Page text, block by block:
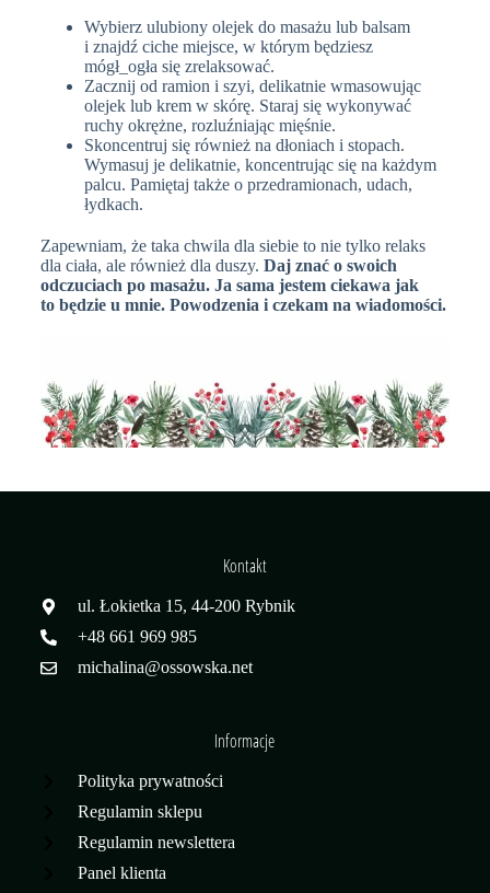
Wybierz ulubiony olejek do masażu lub balsam
i znajdź ciche miejsce, w którym będziesz
mógł_ogła się zrelaksować.
Zacznij od ramion i szyi, delikatnie wmasowując
olejek lub krem w skórę. Staraj się wykonywać
ruchy okrężne, rozluźniając mięśnie.
Skoncentruj się również na dłoniach i stopach.
Wymasuj je delikatnie, koncentrując się na każdym
palcu. Pamiętaj także o przedramionach, udach,
łydkach.
Zapewniam, że taka chwila dla siebie to nie tylko relaks
dla ciała, ale również dla duszy. Daj znać o swoich
odczuciach po masażu. Ja sama jestem ciekawa jak
to będzie u mnie. Powodzenia i czekam na wiadomości.
Kontakt
ul. Łokietka 15, 44-200 Rybnik
+48 661 969 985
michalina@ossowska.net
Informacje
Polityka prywatności
Regulamin sklepu
Regulamin newslettera
Panel klienta